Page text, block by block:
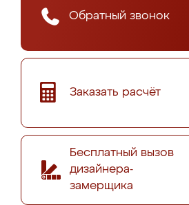
Обратный звонок
Заказать расчёт
Бесплатный вызов
дизайнера-
замерщика